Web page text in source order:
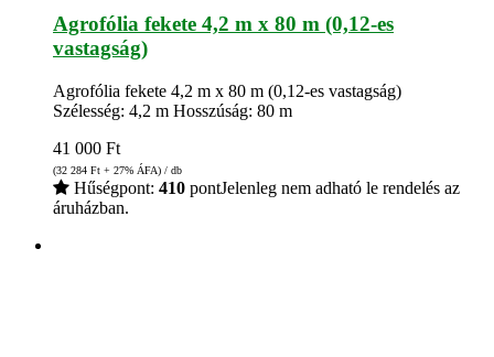
Agrofólia fekete 4,2 m x 80 m (0,12-es
vastagság)
Agrofólia fekete 4,2 m x 80 m (0,12-es vastagság)
Szélesség: 4,2 m Hosszúság: 80 m
41 000 Ft
(32 284 Ft + 27% ÁFA) / db
Hűségpont: 410 pontJelenleg nem adható le rendelés az
áruházban.